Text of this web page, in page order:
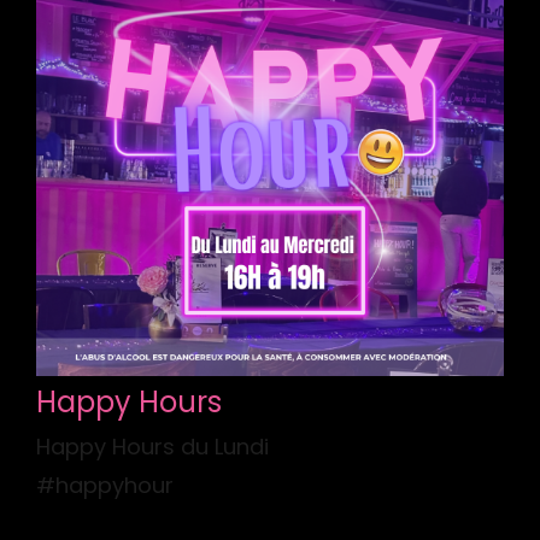
Happy Hours
Happy Hours du Lundi
#happyhour